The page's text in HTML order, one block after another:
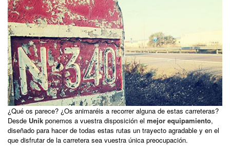
¿Qué os parece? ¿Os animaréis a recorrer alguna de estas carreteras?
Desde Unik ponemos a vuestra disposición el mejor equipamiento,
diseñado para hacer de todas estas rutas un trayecto agradable y en el
que disfrutar de la carretera sea vuestra única preocupación.